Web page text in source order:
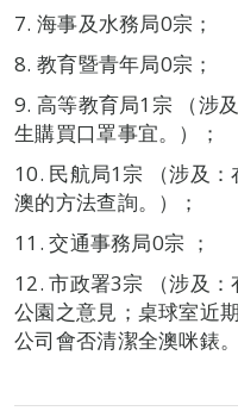
7. 海事及水務局0宗；
8. 教育暨青年局0宗；
9. 高等教育局1宗 （涉
生購買口罩事宜。）；
10. 民航局1宗 （涉及
澳的方法查詢。）；
11. 交通事務局0宗 ；
12. 市政署3宗 （涉及
公園之意見；桌球室近
公司會否清潔全澳咪錶。